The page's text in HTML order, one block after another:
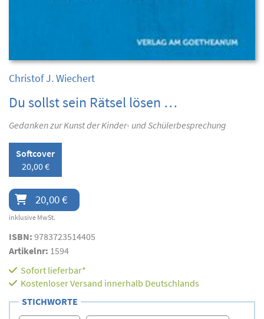
Christof J. Wiechert
Du sollst sein Rätsel lösen …
Gedanken zur Kunst der Kinder- und Schülerbesprechung
Softcover
20,00 €
20,00 €
inklusive MwSt.
ISBN: 9783723514405
Artikelnr: 1594
Sofort lieferbar*
Kostenloser Versand innerhalb Deutschlands
STICHWORTE